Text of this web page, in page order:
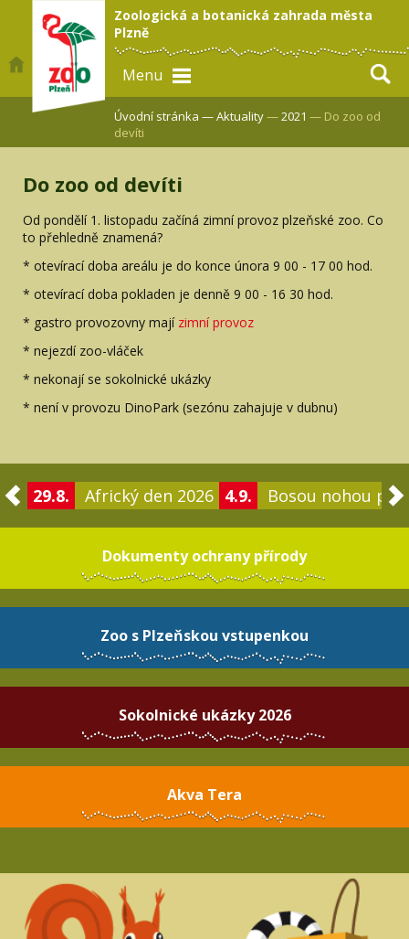
Zoologická a botanická zahrada města
Plzně
Menu
Úvodní stránka —Aktuality—2021 — Do zoo od
devíti
Do zoo od devíti
Od pondělí 1. listopadu začíná zimní provoz plzeňské zoo. Co
to přehledně znamená?
* otevírací doba areálu je do konce února 9 00 - 17 00 hod.
* otevírací doba pokladen je denně 9 00 - 16 30 hod.
* gastro provozovny mají zimní provoz
* nejezdí zoo-vláček
* nekonají se sokolnické ukázky
* není v provozu DinoPark (sezónu zahajuje v dubnu)
29.8. Africký den 2026 4.9. Bosou nohou po
Dokumenty ochrany přírody
Zoo s Plzeňskou vstupenkou
Sokolnické ukázky 2026
Akva Tera